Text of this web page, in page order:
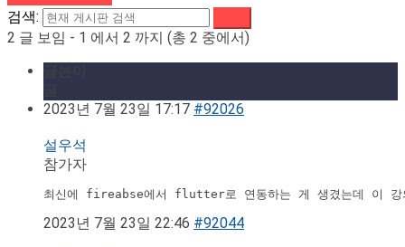
검색:
2 글 보임 - 1 에서 2 까지 (총 2 중에서)
2023년 7월 23일 17:17 #92026
설우석
참가자
최신에 fireabse에서 flutter로 연동하는 게 생겼는데 이 강
2023년 7월 23일 22:46 #92044